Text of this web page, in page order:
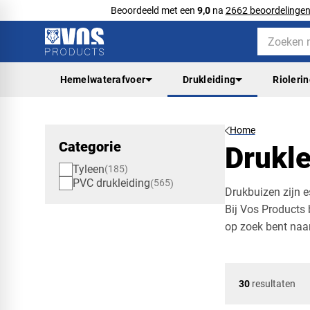
Beoordeeld met een 9,0na 2662 beoordelingen
Hemelwaterafvoer Drukleiding
Categorie
Tyleen 185
PVC drukleiding 565
Home
Drukbuizen zijn
Bij Vos
op zoek bent
30resultaten